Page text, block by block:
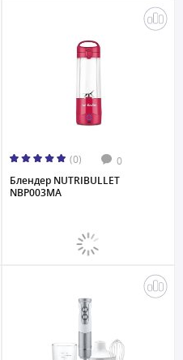
(0) 0
Блендер NUTRIBULLET
NBP003MA